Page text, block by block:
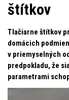
štítkov
Tlačiarne štítkov
domácich
v priemyselných
predpokladu, že
parametrami